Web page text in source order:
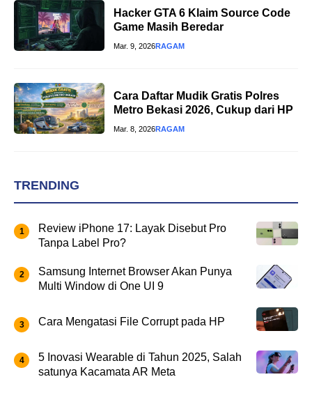
Hacker GTA 6 Klaim Source Code
Game Masih Beredar
Mar. 9, 2026RAGAM
Cara Daftar Mudik Gratis Polres
Metro Bekasi 2026, Cukup dari HP
Mar. 8, 2026RAGAM
TRENDING
Review iPhone 17: Layak Disebut Pro
Tanpa Label Pro?
Samsung Internet Browser Akan Punya
Multi Window di One UI 9
Cara Mengatasi File Corrupt pada HP
5 Inovasi Wearable di Tahun 2025, Salah
satunya Kacamata AR Meta